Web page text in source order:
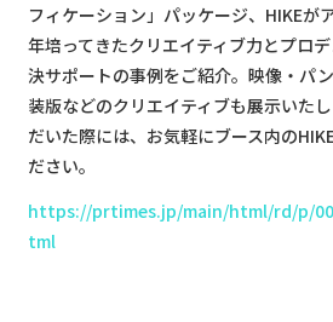
フィケーション」パッケージ、HIKEが
年培ってきたクリエイティブ力とプロ
決サポートの事例をご紹介。映像・パ
装版などのクリエイティブも展示いた
だいた際には、お気軽にブース内の
ださい。
https://prtimes.jp/main/html/rd/p/
tml